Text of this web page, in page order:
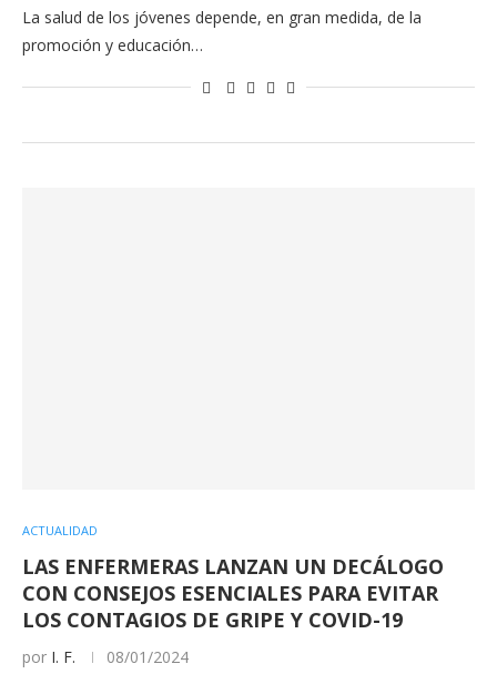
La salud de los jóvenes depende, en gran medida, de la
promoción y educación…
ACTUALIDAD
LAS ENFERMERAS LANZAN UN DECÁLOGO
CON CONSEJOS ESENCIALES PARA EVITAR
LOS CONTAGIOS DE GRIPE Y COVID-19
por I. F. 08/01/2024